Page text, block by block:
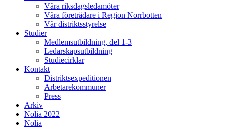
Våra riksdagsledamöter
Våra företrädare i Region Norrbotten
Vår distriktsstyrelse
Studier
Medlemsutbildning, del 1-3
Ledarskapsutbildning
Studiecirklar
Kontakt
Distriktsexpeditionen
Arbetarekommuner
Press
Arkiv
Nolia 2022
Nolia